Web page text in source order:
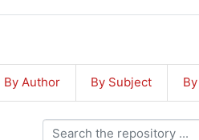
By Author By Subject